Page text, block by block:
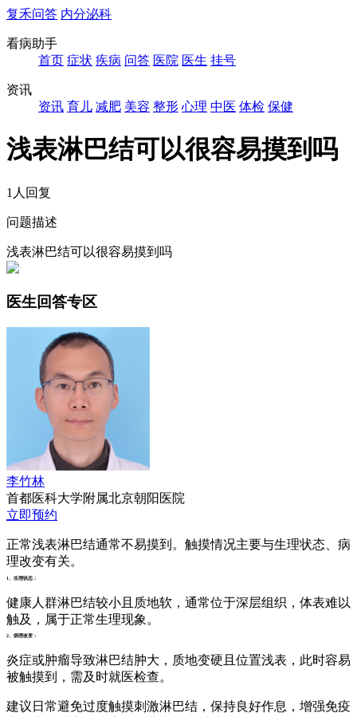
复禾问答 内分泌科
看病助手
首页 症状 疾病 问答 医院 医生 挂号
资讯
资讯 育儿 减肥 美容 整形 心理 中医 体检 保健
浅表淋巴结可以很容易摸到吗
1人回复
问题描述
浅表淋巴结可以很容易摸到吗
医生回答专区
李竹林
首都医科大学附属北京朝阳医院
立即预约
正常浅表淋巴结通常不易摸到。触摸情况主要与生理状态、病
理改变有关。
1、生理状态：
健康人群淋巴结较小且质地软，通常位于深层组织，体表难以
触及，属于正常生理现象。
2、病理改变：
炎症或肿瘤导致淋巴结肿大，质地变硬且位置浅表，此时容易
被触摸到，需及时就医检查。
建议日常避免过度触摸刺激淋巴结，保持良好作息，增强免疫